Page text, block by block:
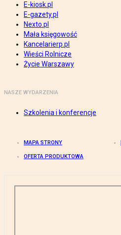
E-kiosk.pl
E-gazety.pl
Nexto.pl
Mała księgowość
Kancelarierp.pl
Wieści Rolnicze
Życie Warszawy
NASZE WYDARZENIA
Szkolenia i konferencje
MAPA STRONY
OFERTA PRODUKTOWA